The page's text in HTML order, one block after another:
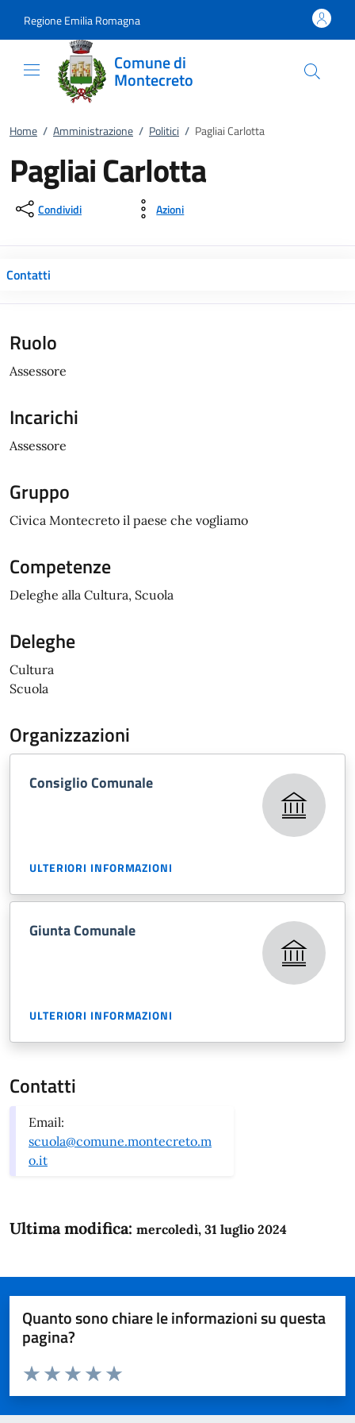
Regione Emilia Romagna
Comune di
Montecreto
Home / Amministrazione / Politici / Pagliai Carlotta
Pagliai Carlotta
Condividi Azioni
Contatti
Ruolo
Assessore
Incarichi
Assessore
Gruppo
Civica Montecreto il paese che vogliamo
Competenze
Deleghe alla Cultura, Scuola
Deleghe
Cultura
Scuola
Organizzazioni
Consiglio Comunale
ULTERIORI INFORMAZIONI
Giunta Comunale
ULTERIORI INFORMAZIONI
Contatti
Email:
scuola@comune.montecreto.m
o.it
Ultima modifica: mercoledì, 31 luglio 2024
Quanto sono chiare le informazioni su questa
pagina?
Domanda
Valuta da 1 a 5 stelle la pagina
Valuta 5 stelle su 5
Valuta 4 stelle su 5
Valuta 3 stelle su 5
Valuta 2 stelle su 5
Valuta 1 stelle su 5